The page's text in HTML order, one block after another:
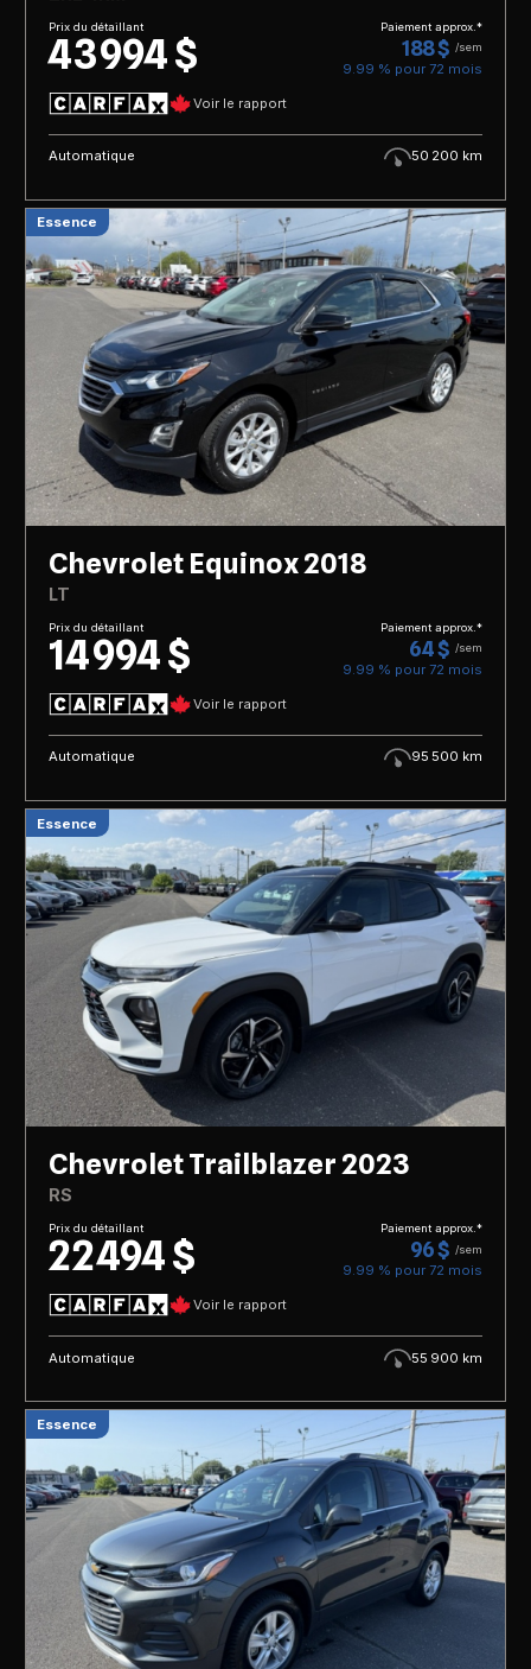
Prix du détaillant
43 994 $
Paiement approx.*
188 $ /sem
9.99 % pour 72 mois
Voir le rapport
Automatique 50 200 km
Essence
Chevrolet Equinox 2018
LT
Prix du détaillant
14 994 $
Paiement approx.*
64 $ /sem
9.99 % pour 72 mois
Voir le rapport
Automatique 95 500 km
Essence
Chevrolet Trailblazer 2023
RS
Prix du détaillant
22 494 $
Paiement approx.*
96 $ /sem
9.99 % pour 72 mois
Voir le rapport
Automatique 55 900 km
Essence